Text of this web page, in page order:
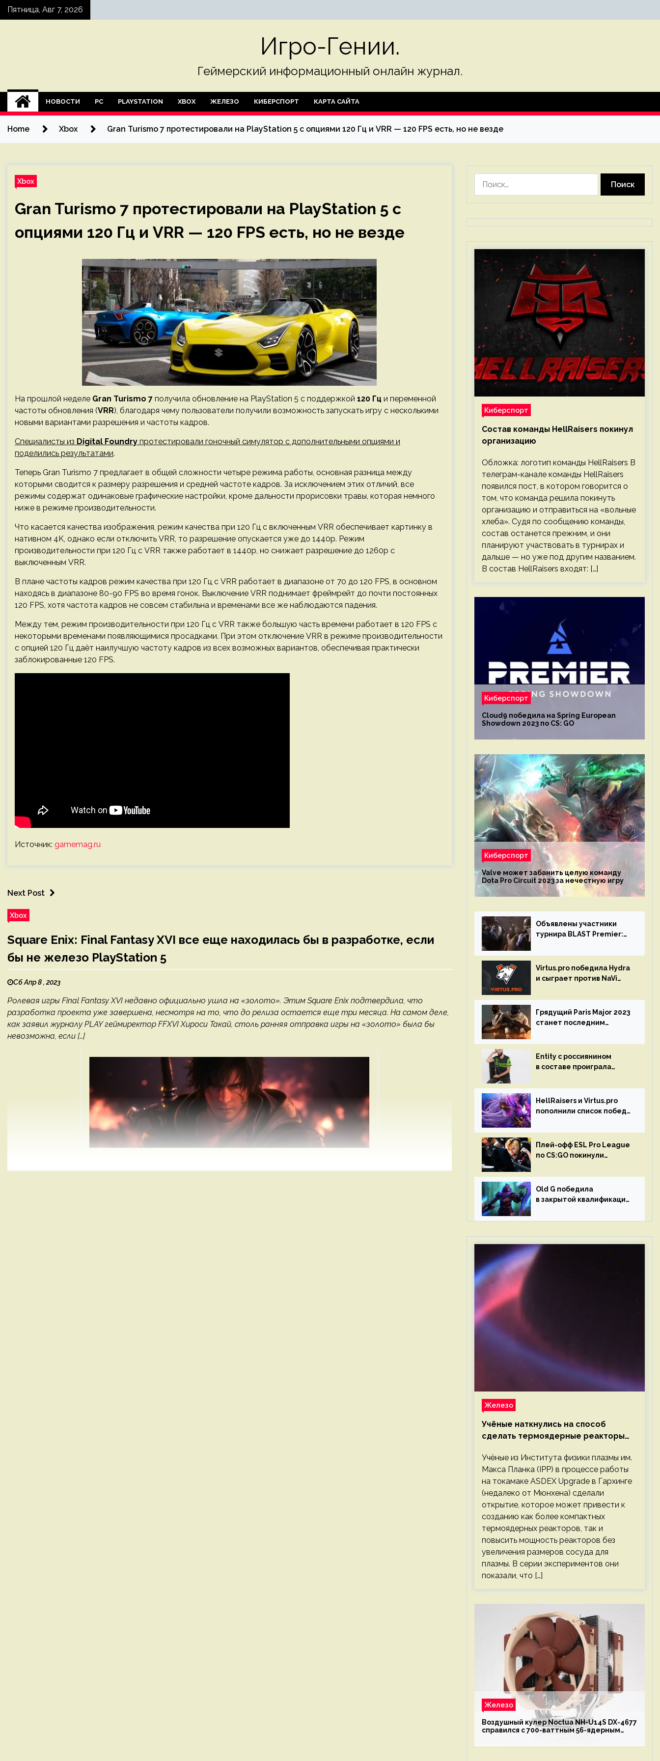
SkipПятница, Авг 7, 2026
Игро-Гении.
Геймерский информационный онлайн журнал.
НОВОСТИ PC PLAYSTATION XBOX ЖЕЛЕЗО КИБЕРСПОРТ КАРТА САЙТА
Home Xbox Gran Turismo 7 протестировали на PlayStation 5 с опциями 120 Гц и VRR — 120 FPS есть, но не везде
Xbox
Gran Turismo 7 протестировали на PlayStation 5 с
опциями 120 Гц и VRR — 120 FPS есть, но не везде
На прошлой неделе Gran Turismo 7 получила обновление на PlayStation 5 с поддержкой 120 Гц и переменной
частоты обновления (VRR), благодаря чему пользователи получили возможность запускать игру с несколькими
новыми вариантами разрешения и частоты кадров.
Специалисты из Digital Foundry протестировали гоночный симулятор с дополнительными опциями и
поделились результатами.
Теперь Gran Turismo 7 предлагает в общей сложности четыре режима работы, основная разница между
которыми сводится к размеру разрешения и средней частоте кадров. За исключением этих отличий, все
режимы содержат одинаковые графические настройки, кроме дальности прорисовки травы, которая немного
ниже в режиме производительности.
Что касается качества изображения, режим качества при 120 Гц с включенным VRR обеспечивает картинку в
нативном 4K, однако если отключить VRR, то разрешение опускается уже до 1440p. Режим
производительности при 120 Гц с VRR также работает в 1440p, но снижает разрешение до 1260p с
выключенным VRR.
В плане частоты кадров режим качества при 120 Гц с VRR работает в диапазоне от 70 до 120 FPS, в основном
находясь в диапазоне 80-90 FPS во время гонок. Выключение VRR поднимает фреймрейт до почти постоянных
120 FPS, хотя частота кадров не совсем стабильна и временами все же наблюдаются падения.
Между тем, режим производительности при 120 Гц с VRR также большую часть времени работает в 120 FPS с
некоторыми временами появляющимися просадками. При этом отключение VRR в режиме производительности
с опцией 120 Гц даёт наилучшую частоту кадров из всех возможных вариантов, обеспечивая практически
заблокированные 120 FPS.
Источник: gamemag.ru
Next Post
Xbox
Square Enix: Final Fantasy XVI все еще находилась бы в разработке, если
бы не железо PlayStation 5
Сб Апр 8 , 2023
Ролевая игры Final Fantasy XVI недавно официально ушла на «золото». Этим Square Enix подтвердила, что
разработка проекта уже завершена, несмотря на то, что до релиза остается еще три месяца. На самом деле,
как заявил журналу PLAY геймиректор FFXVI Хироси Такай, столь ранняя отправка игры на «золото» была бы
невозможна, если […]
Киберспорт
Состав команды HellRaisers покинул
организацию
Обложка: логотип команды HellRaisers В
телеграм-канале команды HellRaisers
появился пост, в котором говорится о
том, что команда решила покинуть
организацию и отправиться на «вольные
хлеба». Судя по сообщению команды,
состав останется прежним, и они
планируют участвовать в турнирах и
дальше — но уже под другим названием.
В состав HellRaisers входят: […]
Киберспорт
Cloud9 победила на Spring European
Showdown 2023 по CS: GO
Киберспорт
Valve может забанить целую команду
Dota Pro Circuit 2023 за нечестную игру
Объявлены участники
турнира BLAST Premier:
Virtus.pro победила Hydra
и сыграет против NaVi
Circuit
Грядущий Paris Major 2023
станет последним
GO
Entity с россиянином
в составе проиграла
Circuit 2023
HellRaisers и Virtus.pro
пополнили список побед
Плей-офф ESL Pro League
по CS:GO покинули
Old G победила
в закрытой квалификации
Западной Европы
Железо
Учёные наткнулись на способ
сделать термоядерные реакторы
Учёные из Института физики плазмы им.
Макса Планка (IPP) в процессе работы
на токамаке ASDEX Upgrade в Гархинге
(недалеко от Мюнхена) сделали
открытие, которое может привести к
созданию как более компактных
термоядерных реакторов, так и
повысить мощность реакторов без
увеличения размеров сосуда для
плазмы. В серии экспериментов они
показали, что […]
Железо
Воздушный кулер Noctua NH-U14S DX-4677
справился с 700-ваттным 56-ядерным